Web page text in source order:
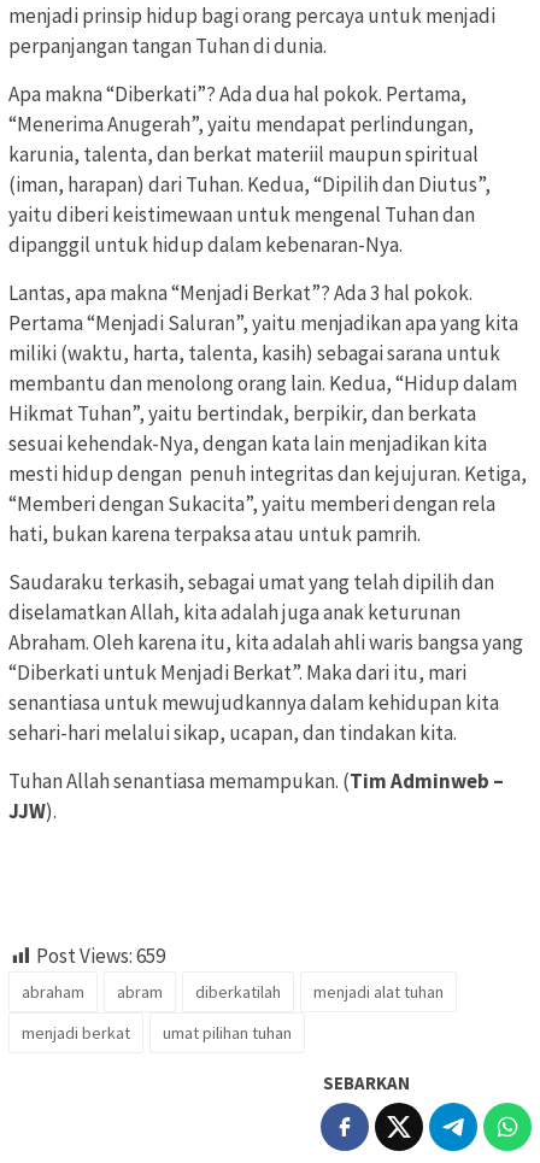
menjadi prinsip hidup bagi orang percaya untuk menjadi
perpanjangan tangan Tuhan di dunia.
Apa makna “Diberkati”? Ada dua hal pokok. Pertama,
“Menerima Anugerah”, yaitu mendapat perlindungan,
karunia, talenta, dan berkat materiil maupun spiritual
(iman, harapan) dari Tuhan. Kedua, “Dipilih dan Diutus”,
yaitu diberi keistimewaan untuk mengenal Tuhan dan
dipanggil untuk hidup dalam kebenaran-Nya.
Lantas, apa makna “Menjadi Berkat”? Ada 3 hal pokok.
Pertama “Menjadi Saluran”, yaitu menjadikan apa yang kita
miliki (waktu, harta, talenta, kasih) sebagai sarana untuk
membantu dan menolong orang lain. Kedua, “Hidup dalam
Hikmat Tuhan”, yaitu bertindak, berpikir, dan berkata
sesuai kehendak-Nya, dengan kata lain menjadikan kita
mesti hidup dengan penuh integritas dan kejujuran. Ketiga,
“Memberi dengan Sukacita”, yaitu memberi dengan rela
hati, bukan karena terpaksa atau untuk pamrih.
Saudaraku terkasih, sebagai umat yang telah dipilih dan
diselamatkan Allah, kita adalah juga anak keturunan
Abraham. Oleh karena itu, kita adalah ahli waris bangsa yang
“Diberkati untuk Menjadi Berkat”. Maka dari itu, mari
senantiasa untuk mewujudkannya dalam kehidupan kita
sehari-hari melalui sikap, ucapan, dan tindakan kita.
Tuhan Allah senantiasa memampukan. (Tim Adminweb –
JJW).
Post Views:659
abraham abram diberkatilah
menjadi alat tuhan
menjadi berkat
umat pilihan tuhan
SEBARKAN